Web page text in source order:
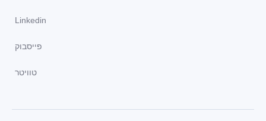
Linkedin
פייסבוק
טוויטר